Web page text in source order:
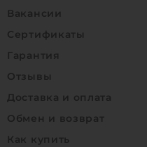
Вакансии
Сертификаты
Гарантия
Отзывы
Доставка и оплата
Обмен и возврат
Как купить